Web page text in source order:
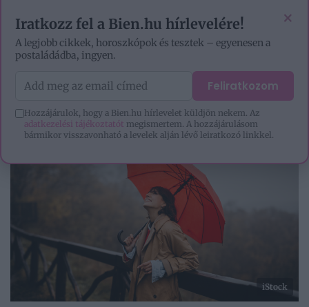
iStock
×
Iratkozz fel a Bien.hu hírlevelére!
A legjobb cikkek, horoszkópok és tesztek – egyenesen a
postaládádba, ingyen.
Feliratkozom
Hozzájárulok, hogy a Bien.hu hírlevelet küldjön nekem. Az
adatkezelési tájékoztatót megismertem. A hozzájárulásom
bármikor visszavonható a levelek alján lévő leiratkozó linkkel.